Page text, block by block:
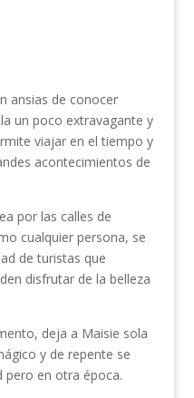
ansias de conocer
un poco extravagante y
viajar en el tiempo y
acontecimientos de
por las calles de
cualquier persona, se
de turistas que
disfrutar de la belleza
deja a Maisie sola
y de repente se
pero en otra época.